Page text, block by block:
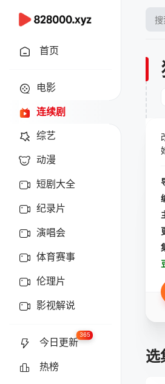
首页
电影
连续剧
综艺
动漫
短剧大全
纪录片
演唱会
体育赛事
伦理片
影视解说
今日更新
365
热榜
选